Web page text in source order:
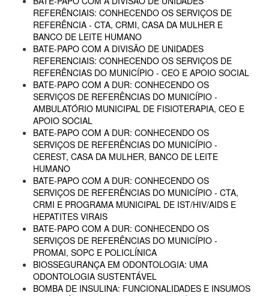
REFERÊNCIAIS: CONHECENDO OS SERVIÇOS DE
REFERÊNCIA - CTA, CRMI, CASA DA MULHER E
BANCO DE LEITE HUMANO
BATE-PAPO COM A DIVISÃO DE UNIDADES
REFERENCIAIS: CONHECENDO OS SERVIÇOS DE
REFERÊNCIAS DO MUNICÍPIO - CEO E APOIO SOCIAL
BATE-PAPO COM A DUR: CONHECENDO OS
SERVIÇOS DE REFERÊNCIAS DO MUNICÍPIO -
AMBULATÓRIO MUNICIPAL DE FISIOTERAPIA, CEO E
APOIO SOCIAL
BATE-PAPO COM A DUR: CONHECENDO OS
SERVIÇOS DE REFERÊNCIAS DO MUNICÍPIO -
CEREST, CASA DA MULHER, BANCO DE LEITE
HUMANO
BATE-PAPO COM A DUR: CONHECENDO OS
SERVIÇOS DE REFERÊNCIAS DO MUNICÍPIO - CTA,
CRMI E PROGRAMA MUNICIPAL DE IST/HIV/AIDS E
HEPATITES VIRAIS
BATE-PAPO COM A DUR: CONHECENDO OS
SERVIÇOS DE REFERÊNCIAS DO MUNICÍPIO -
PROMAI, SOPC E POLICLÍNICA
BIOSSEGURANÇA EM ODONTOLOGIA: UMA
ODONTOLOGIA SUSTENTÁVEL
BOMBA DE INSULINA: FUNCIONALIDADES E INSUMOS